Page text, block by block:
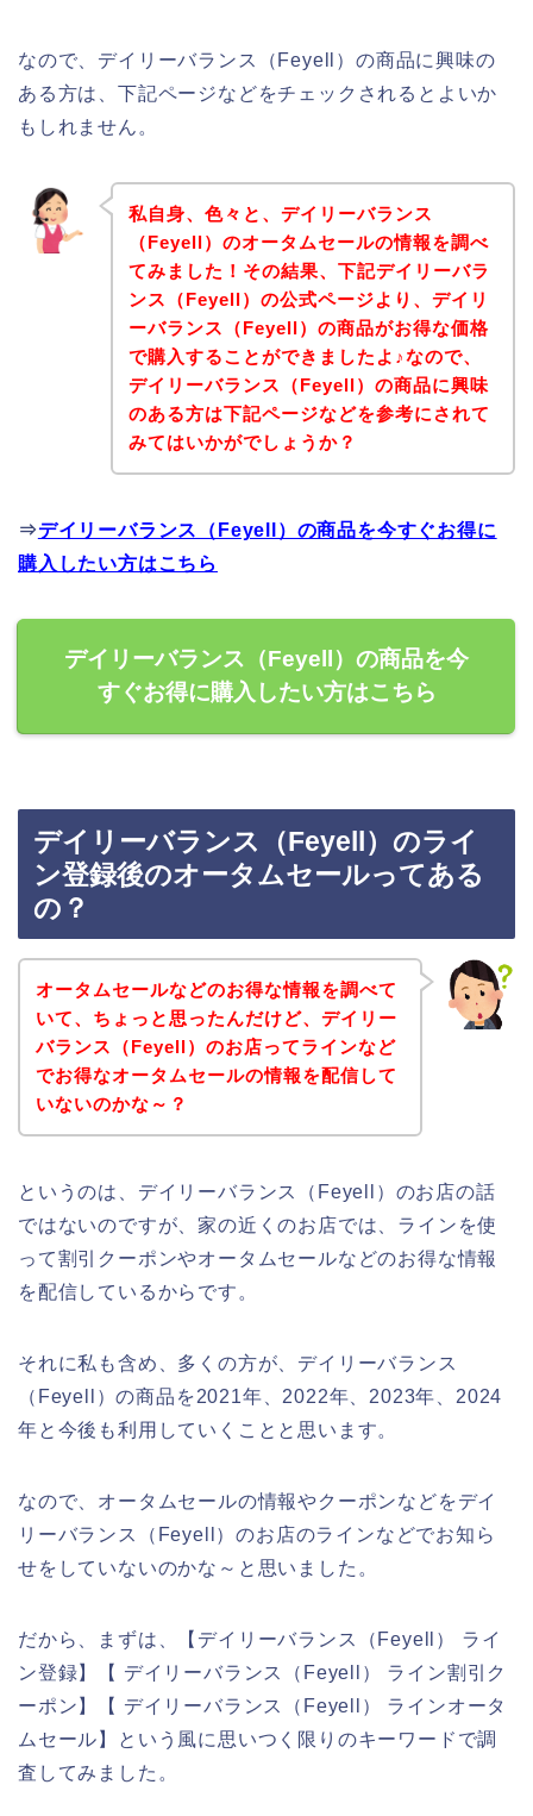
なので、デイリーバランス（Feyell）の商品に興味の
ある方は、下記ページなどをチェックされるとよいか
もしれません。
私自身、色々と、デイリーバランス
（Feyell）のオータムセールの情報を調べ
てみました！その結果、下記デイリーバラ
ンス（Feyell）の公式ページより、デイリ
ーバランス（Feyell）の商品がお得な価格
で購入することができましたよ♪なので、
デイリーバランス（Feyell）の商品に興味
のある方は下記ページなどを参考にされて
みてはいかがでしょうか？
⇒デイリーバランス（Feyell）の商品を今すぐお得に
購入したい方はこちら
デイリーバランス（Feyell）の商品を今
すぐお得に購入したい方はこちら
デイリーバランス（Feyell）のライ
ン登録後のオータムセールってある
の？
オータムセールなどのお得な情報を調べて
いて、ちょっと思ったんだけど、デイリー
バランス（Feyell）のお店ってラインなど
でお得なオータムセールの情報を配信して
いないのかな～？
というのは、デイリーバランス（Feyell）のお店の話
ではないのですが、家の近くのお店では、ラインを使
って割引クーポンやオータムセールなどのお得な情報
を配信しているからです。
それに私も含め、多くの方が、デイリーバランス
（Feyell）の商品を2021年、2022年、2023年、2024
年と今後も利用していくことと思います。
なので、オータムセールの情報やクーポンなどをデイ
リーバランス（Feyell）のお店のラインなどでお知ら
せをしていないのかな～と思いました。
だから、まずは、【デイリーバランス（Feyell） ライ
ン登録】【 デイリーバランス（Feyell） ライン割引ク
ーポン】【 デイリーバランス（Feyell） ラインオータ
ムセール】という風に思いつく限りのキーワードで調
査してみました。